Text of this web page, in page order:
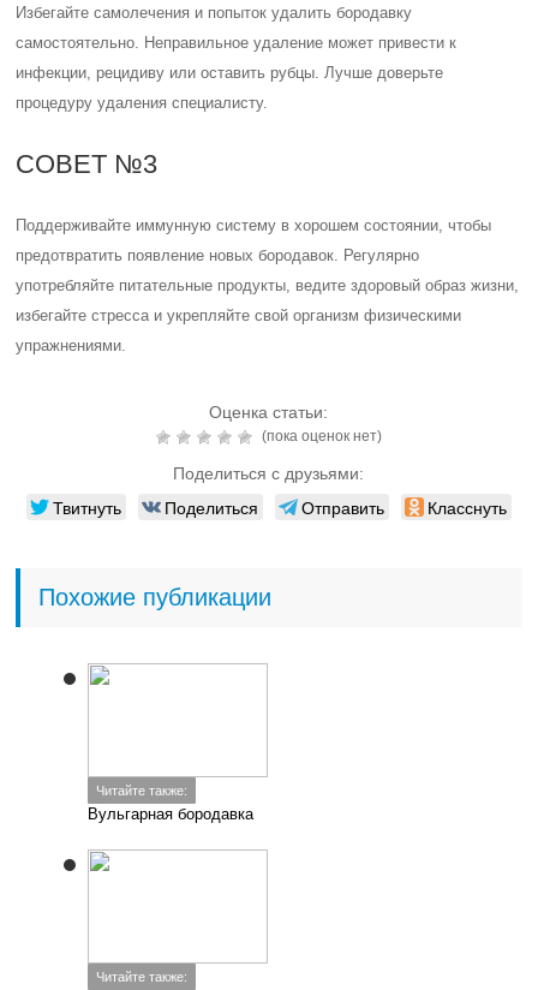
Избегайте самолечения и попыток удалить бородавку
самостоятельно. Неправильное удаление может привести к
инфекции, рецидиву или оставить рубцы. Лучше доверьте
процедуру удаления специалисту.
СОВЕТ №3
Поддерживайте иммунную систему в хорошем состоянии, чтобы
предотвратить появление новых бородавок. Регулярно
употребляйте питательные продукты, ведите здоровый образ жизни,
избегайте стресса и укрепляйте свой организм физическими
упражнениями.
Оценка статьи:
(пока оценок нет)
Поделиться с друзьями:
Твитнуть Поделиться Отправить Класснуть
Похожие публикации
Читайте также:
Вульгарная бородавка
Читайте также: